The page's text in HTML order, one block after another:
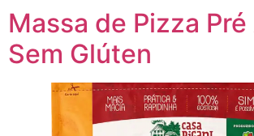
Massa de Pizza
Sem Glúten